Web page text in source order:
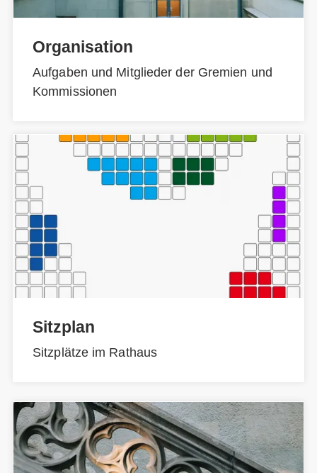
Organisation
Aufgaben und Mitglieder der Gremien und
Kommissionen
Sitzplan
Sitzplätze im Rathaus